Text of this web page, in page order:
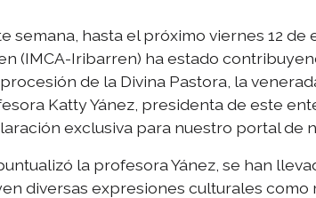
semana, hasta el próximo viernes 12 de
(IMCA-Iribarren) ha estado
de la Divina Pastora, la
Katty Yánez, presidenta de este
exclusiva para nuestro portal de
la profesora Yánez, se han
diversas expresiones culturales como